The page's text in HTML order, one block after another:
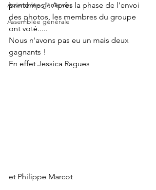
Assemblée générales
Assemblée générale
printemps". Après la phase de l'envoi
des photos, les membres du groupe
ont voté.....
Nous n'avons pas eu un mais deux
gagnants !
En effet Jessica Ragues
et Philippe Marcot